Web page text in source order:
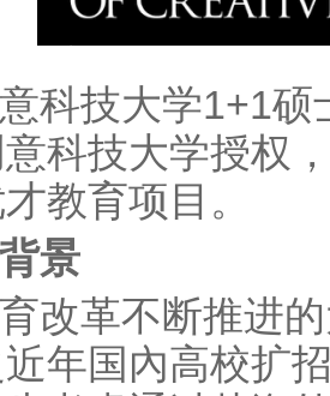
科技大学1+1
科技大学授权
教育项目。
景
改革不断推进
年国內高校扩